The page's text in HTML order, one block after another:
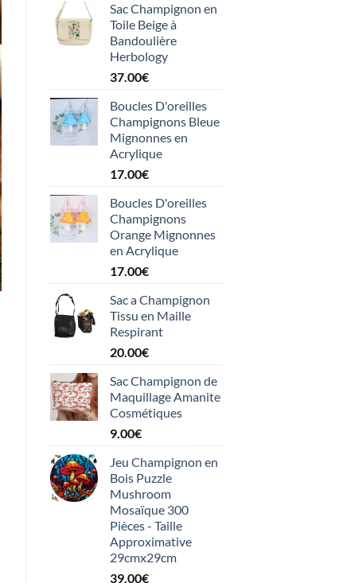
Sac Champignon en
Toile Beige à
Bandoulière
Herbology
37.00€
Boucles D'oreilles
Champignons Bleue
Mignonnes en
Acrylique
17.00€
Boucles D'oreilles
Champignons
Orange Mignonnes
en Acrylique
17.00€
Sac a Champignon
Tissu en Maille
Respirant
20.00€
Sac Champignon de
Maquillage Amanite
Cosmétiques
9.00€
Jeu Champignon en
Bois Puzzle
Mushroom
Mosaïque 300
Pièces - Taille
Approximative
29cmx29cm
39.00€